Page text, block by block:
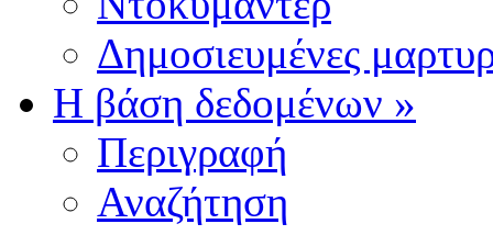
Δημοσιευμένες
Η βάση δεδομένων »
Περιγραφή
Αναζήτηση